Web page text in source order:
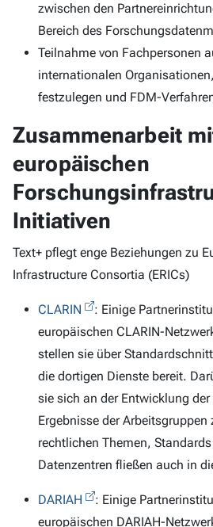
zwischen den
Bereich des
Teilnahme von Fachpersonen
internationalen
festzulegen und FDM-
Zusammenarbeit
europäischen
Initiativen
Text+ pflegt enge Beziehungen zu
Infrastructure Consortia (ERICs)
CLARIN
: Einige
europäischen CLARIN-
stellen sie über
die dortigen Dienste bereit.
sie sich an der Entwicklung
Ergebnisse der
rechtlichen Themen,
Datenzentren fließen auch in
DARIAH
: Einige
europäischen DARIAH-